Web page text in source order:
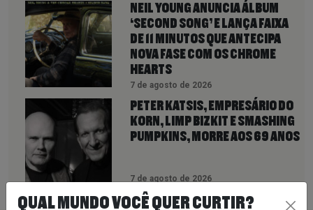
NEIL YOUNG ANUNCIA ÁLBUM
‘SECOND SONG’ E LANÇA FAIXA
DE 11 MINUTOS QUE ANTECIPA
NOVA FASE COM OS CHROME
HEARTS
7 de agosto de 2026
PETER KATSIS, EMPRESÁRIO DO
KORN, LIMP BIZKIT E SMASHING
PUMPKINS, MORRE AOS 69 ANOS
7 de agosto de 2026
QUAL MUNDO VOCÊ QUER CURTIR?